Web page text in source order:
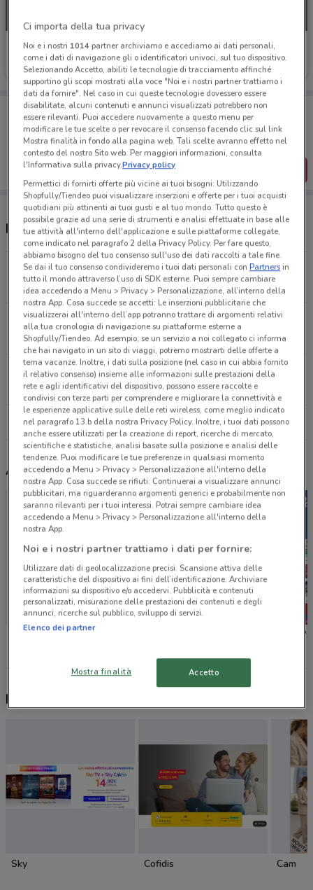
Il Tulipano
Scade il 19/08
Porta DoveConviene sempre con te!
Puoi trovare le migliori offerte dei negozi vicino a te,
salvarle e creare la tua lista del risparmio, comodamente
dal tuo cellulare.
SCARICA L’APP
Negozi Il Tulipano a Ronchi Dei Legionari
Via Manzoni, 1 Ronchi Dei Legionari
481 m
CHIUSO
Via Venezia, 10 Cervignano Del Friuli
13.1 km
CHIUSO
via IX Agosto, 13 Gorizia
15.9 km
CHIUSO
Tutti i negozi Il Tulipano
Altri volantini nelle vicinanze
dm Caddy's
Nuovi prodotti da provare
Sky Cofidis Cam
Ci importa della tua privacy
Noi e i nostri 1014partner archiviamo e accediamo ai dati personali,
come i dati di navigazione gli o identificatori univoci, sul tuo dispositivo.
Selezionando Accetto, abiliti le tecnologie di tracciamento affinché
supportino gli scopi mostrati alla voce "Noi e i nostri partner trattiamo i
dati da fornire". Nel caso in cui queste tecnologie dovessero essere
disabilitate, alcuni contenuti e annunci visualizzati potrebbero non
essere rilevanti. Puoi accedere nuovamente a questo menu per
modificare le tue scelte o per revocare il consenso facendo clic sul link
Mostra finalità in fondo alla pagina web. Tali scelte avranno effetto nel
contesto del nostro Sito web. Per maggiori informazioni, consulta
l'Informativa sulla privacy.Privacy policy
Permettici di fornirti offerte più vicine ai tuoi bisogni: Utilizzando
Shopfully/Tiendeo puoi visualizzare inserzioni e offerte per i tuoi acquisti
quotidiani più attinenti ai tuoi gusti e al tuo mondo. Tutto questo è
possibile grazie ad una serie di strumenti e analisi effettuate in base alle
tue attività all'interno dell'applicazione e sulle piattaforme collegate,
come indicato nel paragrafo 2 della Privacy Policy. Per fare questo,
abbiamo bisogno del tuo consenso sull'uso dei dati raccolti a tale fine.
Se dai il tuo consenso condivideremo i tuoi dati personali conPartnersin
tutto il mondo attraverso l’uso di SDK esterne. Puoi sempre cambiare
idea accedendo a Menu > Privacy > Personalizzazione, all’interno della
nostra App. Cosa succede se accetti: Le inserzioni pubblicitarie che
visualizzerai all'interno dell’app potranno trattare di argomenti relativi
alla tua cronologia di navigazione su piattaforme esterne a
Shopfully/Tiendeo. Ad esempio, se un servizio a noi collegato ci informa
che hai navigato in un sito di viaggi, potremo mostrarti delle offerte a
tema vacanze. Inoltre, i dati sulla posizione (nel caso in cui abbia fornito
il relativo consenso) insieme alle informazioni sulle prestazioni della
rete e agli identificativi del dispositivo, possono essere raccolte e
condivisi con terze parti per comprendere e migliorare la connettività e
le esperienze applicative sulle delle reti wireless, come meglio indicato
nel paragrafo 13.b della nostra Privacy Policy. Inoltre, i tuoi dati possono
anche essere utilizzati per la creazione di report, ricerche di mercato,
scientifiche e statistiche, analisi basate sulla posizione e analisi delle
tendenze. Puoi modificare le tue preferenze in qualsiasi momento
accedendo a Menu > Privacy > Personalizzazione all'interno della
nostra App. Cosa succede se rifiuti: Continuerai a visualizzare annunci
pubblicitari, ma riguarderanno argomenti generici e probabilmente non
saranno rilevanti per i tuoi interessi. Potrai sempre cambiare idea
accedendo a Menu > Privacy > Personalizzazione all'interno della
nostra App.
Noi e i nostri partner trattiamo i dati per fornire:
Utilizzare dati di geolocalizzazione precisi. Scansione attiva delle
caratteristiche del dispositivo ai fini dell’identificazione. Archiviare
informazioni su dispositivo e/o accedervi. Pubblicità e contenuti
personalizzati, misurazione delle prestazioni dei contenuti e degli
annunci, ricerche sul pubblico, sviluppo di servizi.
Elenco dei partner
Mostra finalità Accetto